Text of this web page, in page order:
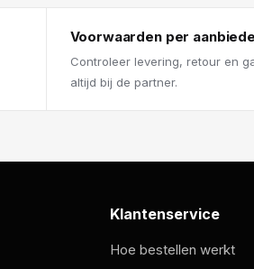
Voorwaarden per
Controleer levering, retour en
altijd bij de partner.
Klantenservice
Hoe bestellen werkt